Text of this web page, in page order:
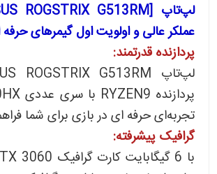
عملکر عالی و اولویت اول گیمرهای
پردازنده قدرتمند:
تجربه‌ای حرفه ای در بازی برای شما
گرافیک پیشرفته: